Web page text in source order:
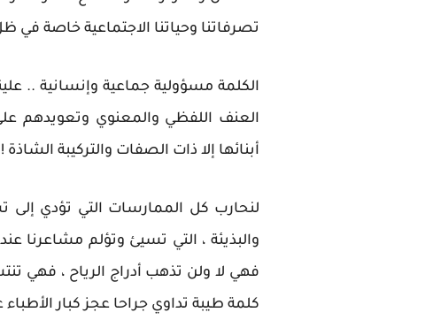
تصرفاتنا وحياتنا الاجتماعية خاصة في ظل
الكلمة مسؤولية جماعية وإنسانية ..
العنف اللفظي والمعنوي وتعويدهم
أبنائها إلا ذات الصفات والتركيبة الشاذة !
لنحارب كل الممارسات التي تؤدي إلى
والبذيئة ، التي تسيئ وتؤلم مشاعرنا
فهي لا ولن تذهب أدراج الرياح ، فهي
كلمة طيبة تداوي جراحا عجز كبار الأطباء